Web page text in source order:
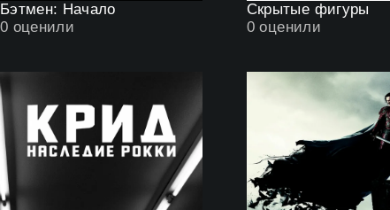
Бэтмен: Начало
0 оценили
Скрытые фигуры
0 оценили